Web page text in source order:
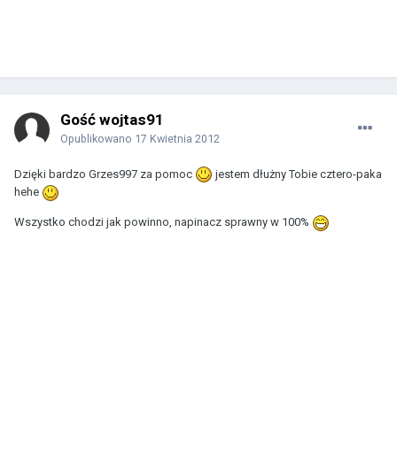
Gość wojtas91
Opublikowano 17 Kwietnia 2012
Dzięki bardzo Grzes997 za pomoc
jestem dłużny Tobie cztero-paka
hehe
Wszystko chodzi jak powinno, napinacz sprawny w 100%